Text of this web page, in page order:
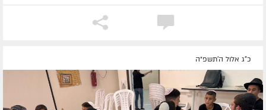
כ"ג אלול ה׳תשפ״ה